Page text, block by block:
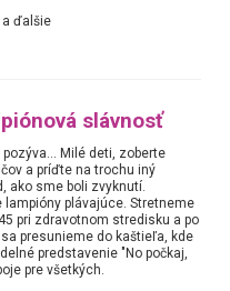
a ďalšie
slávnosť
pozýva... Milé deti, zoberte
a príďte na trochu iný
ako sme boli zvyknutí.
lampióny plávajúce. Stretneme
pri zdravotnom stredisku a po
sa presunieme do kaštieľa, kde
predstavenie "No počkaj,
pre všetkých.